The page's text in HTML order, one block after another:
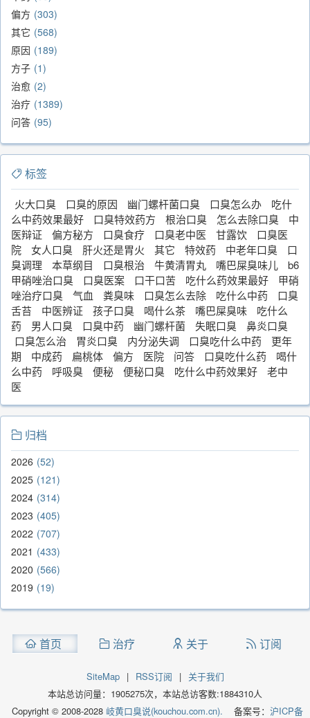
偏方 303
其它 568
原因 189
方子 1
治愈 2
治疗 1389
问答 95
标签
火大口臭 口臭的原因 幽门螺杆菌口臭 口臭怎么办
吃什
么中药效果最好
口臭特效药方 根治口臭 怎么去除口臭
中
医辩证
偏方秘方 口臭食疗 口臭老中医 甘露饮
口臭医
院
女人口臭 肝火还是胃火 其它 特效药 中老年口臭
口
臭调理
本草纲目 口臭根治 牛黄清胃丸 嘴巴屎臭味儿
b6
甲硝唑治口臭
口臭医案 口干口苦 吃什么药效果最好
甲硝
唑治疗口臭
气血 粪臭味 口臭怎么去除 吃什么中药
口臭
舌苔
中医辨证 孩子口臭 喝什么茶 嘴巴屎臭味
吃什么
药
男人口臭 口臭中药 幽门螺杆菌 失眠口臭
鼻炎口臭
口臭怎么治
胃炎口臭 内分泌失调 口臭吃什么中药
更年
期
中成药 扁桃体 偏方 医院 问答 口臭吃什么药
喝什
么中药
呼吸臭 便秘 便秘口臭 吃什么中药效果好
老中
医
归档
2026 52
2025 121
2024 314
2023 405
2022 707
2021
433
2020 566
2019 19
首页 治疗 关于 订阅
SiteMap | RSS订阅 |
关于我们
本站总访问量： 1905275次，本站总访客数:1884310人
Copyright © 2008-2028 岐黄口臭说(kouchou.com.cn). 备案号： 沪ICP备